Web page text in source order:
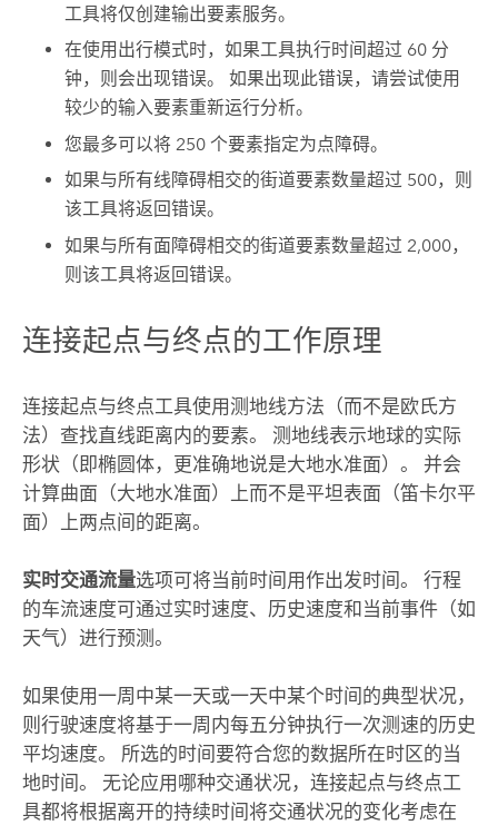
工具将仅创建输出要素服务。
在使用出行模式时，如果工具执行时间超过 60 分
钟，则会出现错误。 如果出现此错误，请尝试使用
较少的输入要素重新运行分析。
您最多可以将 250 个要素指定为点障碍。
如果与所有线障碍相交的街道要素数量超过 500，则
该工具将返回错误。
如果与所有面障碍相交的街道要素数量超过 2,000，
则该工具将返回错误。
连接起点与终点的工作原理
连接起点与终点工具使用测地线方法（而不是欧氏方
法）查找直线距离内的要素。 测地线表示地球的实际
形状（即椭圆体，更准确地说是大地水准面）。 并会
计算曲面（大地水准面）上而不是平坦表面（笛卡尔平
面）上两点间的距离。
实时交通流量选项可将当前时间用作出发时间。 行程
的车流速度可通过实时速度、历史速度和当前事件（如
天气）进行预测。
如果使用一周中某一天或一天中某个时间的典型状况，
则行驶速度将基于一周内每五分钟执行一次测速的历史
平均速度。 所选的时间要符合您的数据所在时区的当
地时间。 无论应用哪种交通状况，连接起点与终点工
具都将根据离开的持续时间将交通状况的变化考虑在